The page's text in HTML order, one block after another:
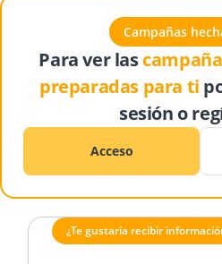
Campañas
Para ver las
preparadas para ti
sesión o
Acceso
¿Te gustaría recibir